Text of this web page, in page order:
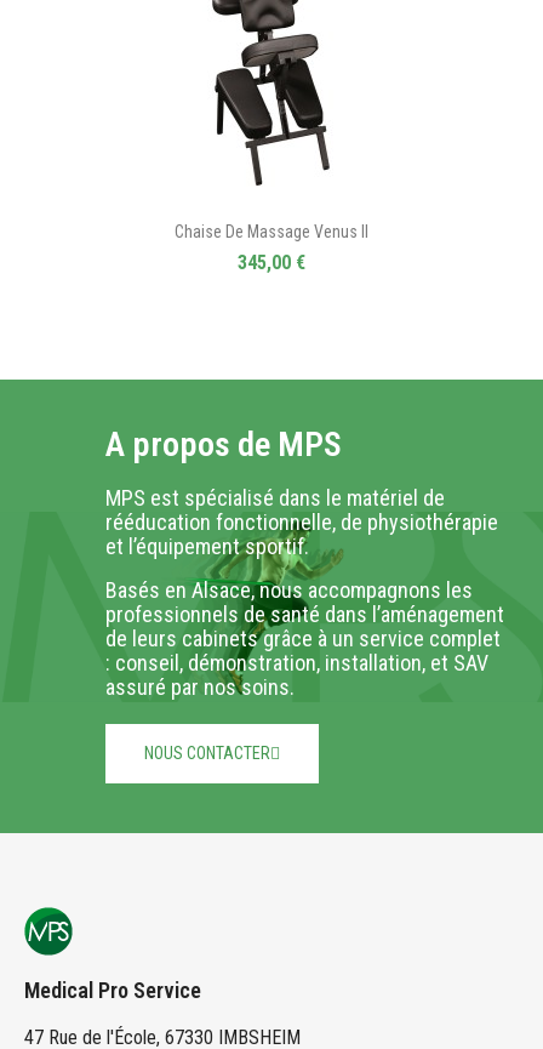
Chaise De Massage Venus II
345,00 €
A propos de MPS
MPS est spécialisé dans le matériel de
rééducation fonctionnelle, de physiothérapie
et l’équipement sportif.
Basés en Alsace, nous accompagnons les
professionnels de santé dans l’aménagement
de leurs cabinets grâce à un service complet
: conseil, démonstration, installation, et SAV
assuré par nos soins.
NOUS CONTACTER
Medical Pro Service
47 Rue de l'École, 67330 IMBSHEIM